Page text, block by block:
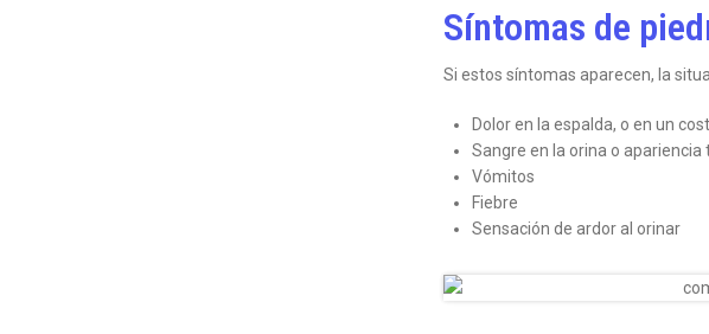
Síntomas de
Si estos síntomas aparecen, la
Dolor en la espalda, o en un
Sangre en la orina o apariencia
Vómitos
Fiebre
Sensación de ardor al orinar